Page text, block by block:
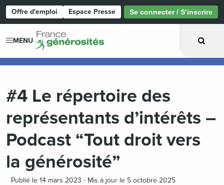
Offre d'emploi Espace Presse Se connecter / S’inscrire
MENU
#4 Le répertoire des
représentants d’intérêts –
Podcast “Tout droit vers
la générosité”
Publié le 14 mars 2023 - Mis à jour le 5 octobre 2025